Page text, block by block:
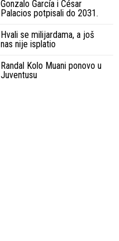
Gonzalo García i César
Palacios potpisali do 2031.
Hvali se milijardama, a još
nas nije isplatio
Randal Kolo Muani ponovo u
Juventusu